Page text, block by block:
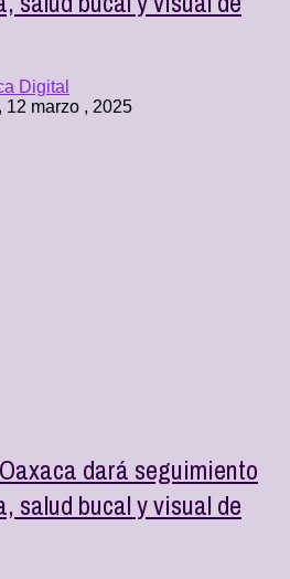
Digital
12 marzo , 2025
dará seguimiento
salud bucal y visual de